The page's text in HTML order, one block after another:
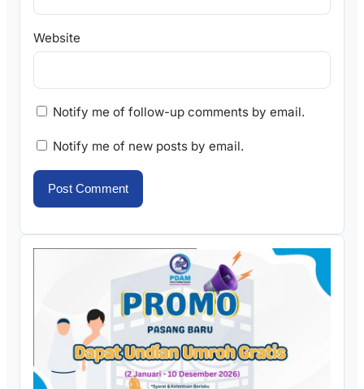
Website
Notify me of follow-up comments by email.
Notify me of new posts by email.